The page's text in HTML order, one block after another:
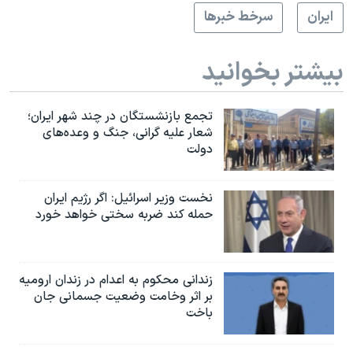
ايران
سرخط خبرها
بیشتر بخوانید
تجمع بازنشستگان در چند شهر ایران؛
شعار علیه گرانی، جنگ و وعده‌های
دولت
نخست وزیر اسرائيل: اگر رژیم ایران
حمله کند ضربه سختی خواهد خورد
زندانی محکوم به اعدام در زندان ارومیه
بر اثر وخامت وضعیت جسمانی جان
باخت